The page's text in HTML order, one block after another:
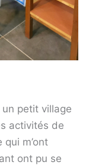
un petit village
activités de
m’ont
ont pu se